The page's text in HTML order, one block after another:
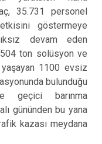
35.731 personel
göstermeye
devam eden
ton solüsyon ve
yaşayan 1100 evsiz
bulunduğu
geçici barınma
gününden bu yana
kazası meydana